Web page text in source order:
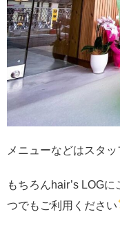
メニューなどはスタッ
もちろんhair’s LOG
つでもご利用ください